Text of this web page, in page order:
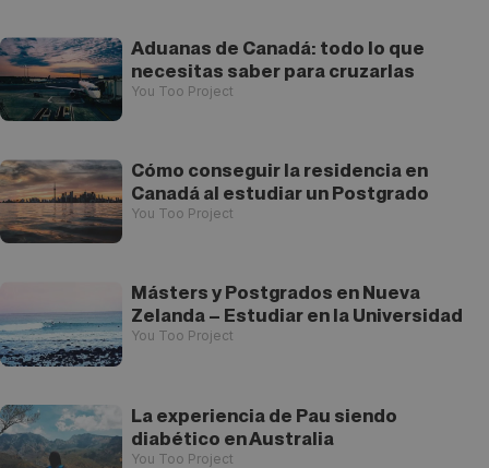
Aduanas de Canadá: todo lo que
necesitas saber para cruzarlas
You Too Project
Cómo conseguir la residencia en
Canadá al estudiar un Postgrado
You Too Project
Másters y Postgrados en Nueva
Zelanda – Estudiar en la Universidad
You Too Project
La experiencia de Pau siendo
diabético en Australia
You Too Project